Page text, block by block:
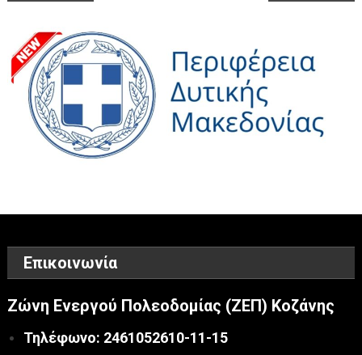
Επικοινωνία
Ζώνη Ενεργού Πολεοδομίας (ΖΕΠ) Κοζάνης
Τηλέφωνο: 2461052610-11-15